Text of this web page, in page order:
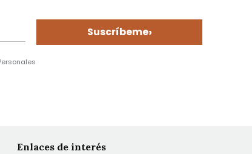
Suscríbeme›
Enlaces de interés